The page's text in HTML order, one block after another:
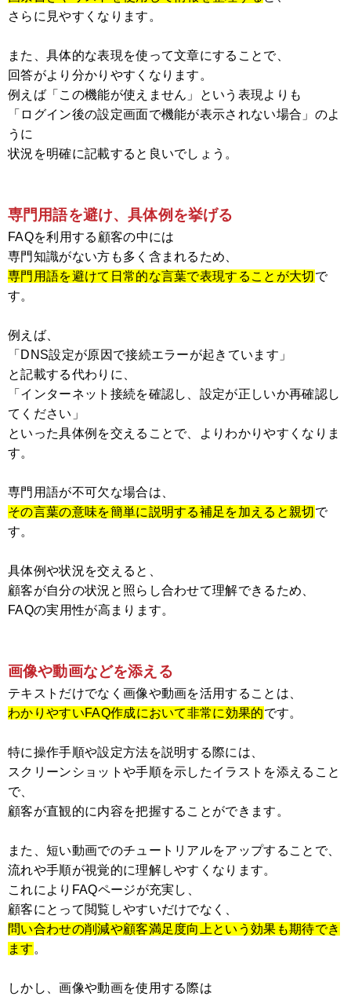
さらに見やすくなります。
また、具体的な表現を使って文章にすることで、
回答がより分かりやすくなります。
例えば「この機能が使えません」という表現よりも
「ログイン後の設定画面で機能が表示されない場合」のよ
うに
状況を明確に記載すると良いでしょう。
専門用語を避け、具体例を挙げる
FAQを利用する顧客の中には
専門知識がない方も多く含まれるため、
専門用語を避けて日常的な言葉で表現することが大切で
す。
例えば、
「DNS設定が原因で接続エラーが起きています」
と記載する代わりに、
「インターネット接続を確認し、設定が正しいか再確認し
てください」
といった具体例を交えることで、よりわかりやすくなりま
す。
専門用語が不可欠な場合は、
その言葉の意味を簡単に説明する補足を加えると親切で
す。
具体例や状況を交えると、
顧客が自分の状況と照らし合わせて理解できるため、
FAQの実用性が高まります。
画像や動画などを添える
テキストだけでなく画像や動画を活用することは、
わかりやすいFAQ作成において非常に効果的です。
特に操作手順や設定方法を説明する際には、
スクリーンショットや手順を示したイラストを添えること
で、
顧客が直観的に内容を把握することができます。
また、短い動画でのチュートリアルをアップすることで、
流れや手順が視覚的に理解しやすくなります。
これによりFAQページが充実し、
顧客にとって閲覧しやすいだけでなく、
問い合わせの削減や顧客満足度向上という効果も期待でき
ます。
しかし、画像や動画を使用する際は